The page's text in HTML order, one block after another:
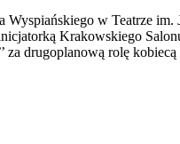
Wyspiańskiego w Teatrze
Krakowskiego
za drugoplanową rolę